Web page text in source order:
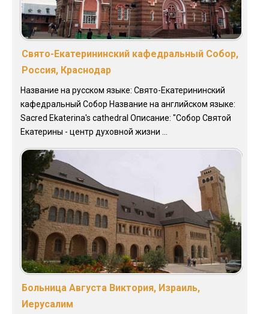
Свято-Екатерининский кафедральный Собор,
Россия, Краснодар
Название на русском языке: Свято-Екатерининский
кафедральный Собор Название на английском языке:
Sacred Ekaterina's cathedral Описание: "Собор Святой
Екатерины - центр духовной жизни ...
Больница Августа Виктория, Израиль,
Иерусалим